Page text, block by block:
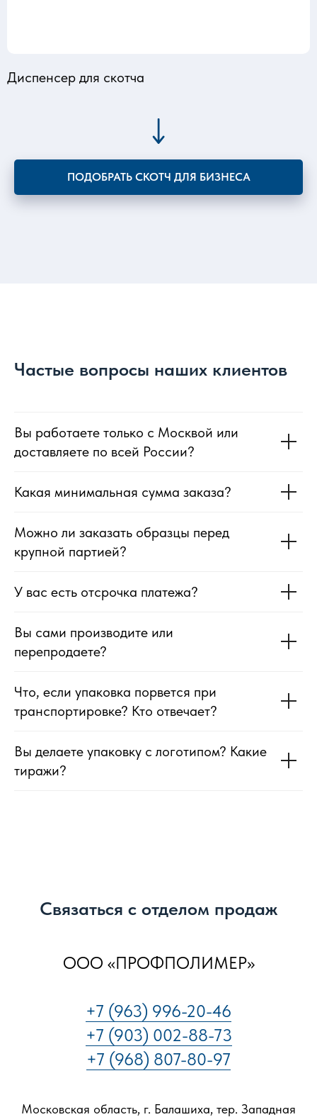
Диспенсер для скотча
ПОДОБРАТЬ СКОТЧ ДЛЯ БИЗНЕСА
Частые вопросы наших клиентов
Вы работаете только с Москвой или
доставляете по всей России?
Какая минимальная сумма заказа?
Можно ли заказать образцы перед
крупной партией?
У вас есть отсрочка платежа?
Вы сами производите или
перепродаете?
Что, если упаковка порвется при
транспортировке? Кто отвеча ет?
Вы делаете упаковку с логотипом? Какие
тиражи?
Связаться с отделом продаж
ООО «ПРОФПОЛИМЕР»
+7 (963) 996-20-46
+7 (903) 002-88-73
+7 (968) 807-80-97
Московская область, г. Балашиха, тер. Западная